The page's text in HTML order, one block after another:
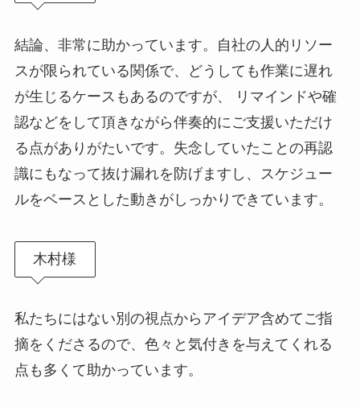
結論、非常に助かっています。自社の人的リソー
スが限られている関係で、どうしても作業に遅れ
が生じるケースもあるのですが、 リマインドや確
認などをして頂きながら伴奏的にご支援いただけ
る点がありがたいです。失念していたことの再認
識にもなって抜け漏れを防げますし、スケジュー
ルをベースとした動きがしっかりできています。
木村様
私たちにはない別の視点からアイデア含めてご指
摘をくださるので、色々と気付きを与えてくれる
点も多くて助かっています。